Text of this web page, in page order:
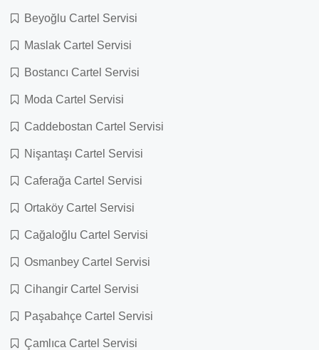
Beyoğlu Cartel Servisi
Maslak Cartel Servisi
Bostancı Cartel Servisi
Moda Cartel Servisi
Caddebostan Cartel Servisi
Nişantaşı Cartel Servisi
Caferağa Cartel Servisi
Ortaköy Cartel Servisi
Cağaloğlu Cartel Servisi
Osmanbey Cartel Servisi
Cihangir Cartel Servisi
Paşabahçe Cartel Servisi
Çamlıca Cartel Servisi